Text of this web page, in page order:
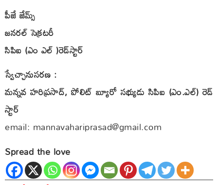
పీజే జేమ్స్
జనరల్ సెక్రటరీ
సిపిఐ (ఎం ఎల్ )రెడ్‌స్టార్
స్వేచ్చానుసరణ :
మన్నవ హరిప్రసాద్, పోలిట్ బ్యూరో సభ్యుడు సిపిఐ (ఎం.ఎల్) రెడ్
స్టార్
email: mannavahariprasad@gmail.com
Spread the love